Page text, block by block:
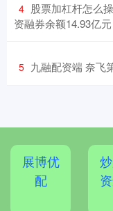
4 股票加杠杆怎么
资融券余额14.93亿元
5 九融配资端 奈飞
展博优
配